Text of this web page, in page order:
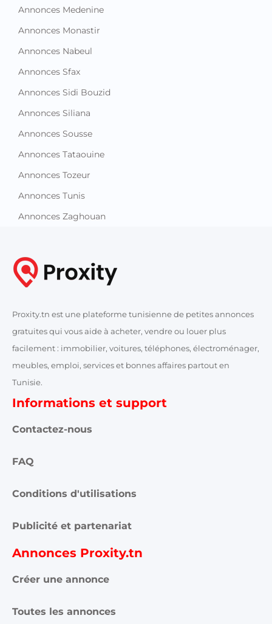
Annonces Medenine
Annonces Monastir
Annonces Nabeul
Annonces Sfax
Annonces Sidi Bouzid
Annonces Siliana
Annonces Sousse
Annonces Tataouine
Annonces Tozeur
Annonces Tunis
Annonces Zaghouan
Proxity.tn est une plateforme tunisienne de petites annonces
gratuites qui vous aide à acheter, vendre ou louer plus
facilement : immobilier, voitures, téléphones, électroménager,
meubles, emploi, services et bonnes affaires partout en
Tunisie.
Informations et support
Contactez-nous
FAQ
Conditions d'utilisations
Publicité et partenariat
Annonces Proxity.tn
Créer une annonce
Toutes les annonces